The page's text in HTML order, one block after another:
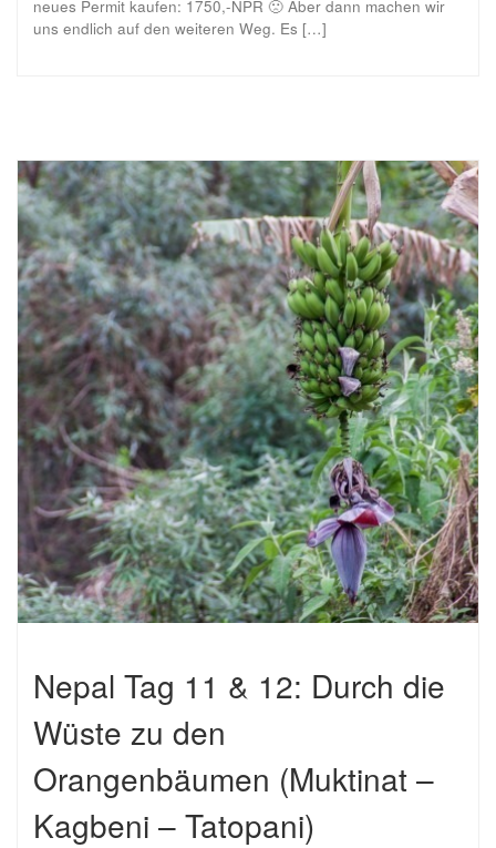
neues Permit kaufen: 1750,-NPR 🙁 Aber dann machen wir
uns endlich auf den weiteren Weg. Es […]
Nepal Tag 11 & 12: Durch die
Wüste zu den
Orangenbäumen (Muktinat –
Kagbeni – Tatopani)